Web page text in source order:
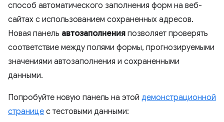
способ автоматического заполнения форм на веб-
сайтах с использованием сохраненных адресов.
Новая панель автозаполнения позволяет проверять
соответствие между полями формы, прогнозируемыми
значениями автозаполнения и сохраненными
данными.
Попробуйте новую панель на этой демонстрационной
странице с тестовыми данными: